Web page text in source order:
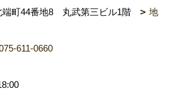
端町44番地8 丸武第三ビル1階
地
611-0660